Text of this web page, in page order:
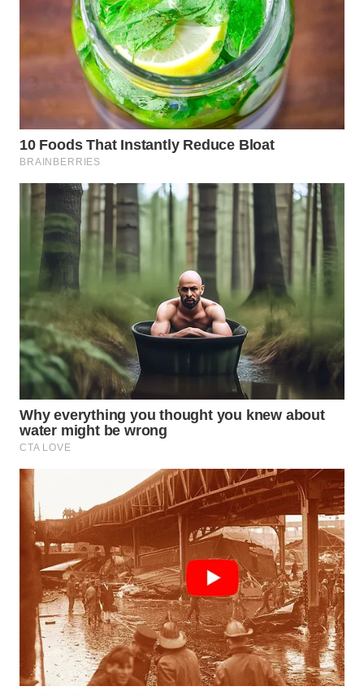
SURABAYA
WN
WN
WN
MANDALIKA
LIKUPANG
WN
LABUANBAJO
WN
BORNEO
Wahana
Media
Group
WAHANA
NEWS
WAHANA
TANI
WAHANA
ADVOKAT